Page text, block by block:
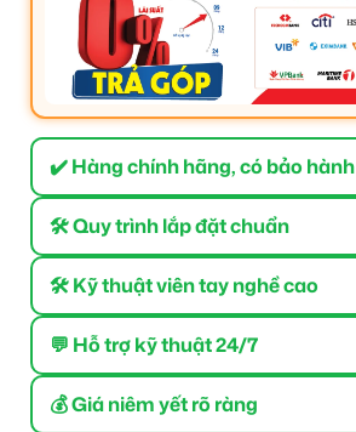
✔️ Hàng chính hãng, có bảo hành
🛠 Quy trình lắp đặt chuẩn
🛠 Kỹ thuật viên tay nghề cao
💬 Hỗ trợ kỹ thuật 24/7
💰 Giá niêm yết rõ ràng